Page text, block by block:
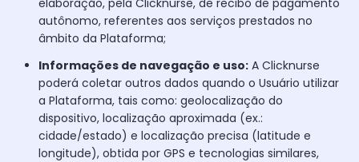
elaboração, pela Clicknurse, de recibo de pagamento
autônomo, referentes aos serviços prestados no
âmbito da Plataforma;
Informações de navegação e uso: A Clicknurse
poderá coletar outros dados quando o Usuário utilizar
a Plataforma, tais como: geolocalização do
dispositivo, localização aproximada (ex.:
cidade/estado) e localização precisa (latitude e
longitude), obtida por GPS e tecnologias similares,